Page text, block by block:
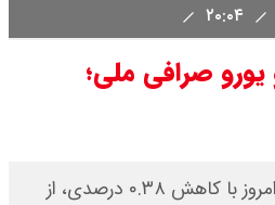
صرافی ملی؛
قیمت دلار در صرافی ملی امروز با کاهش ۰.۳۸ درصدی، از